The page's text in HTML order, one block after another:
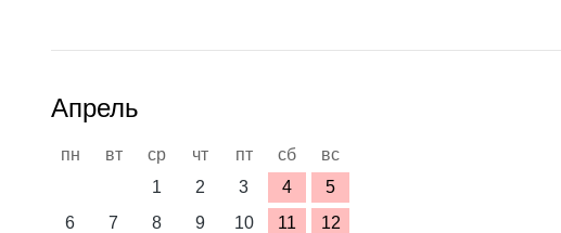
Апрель
пн вт ср чт пт сб
вс
1
2 3 4
5
6
7 8 9 10 11
12